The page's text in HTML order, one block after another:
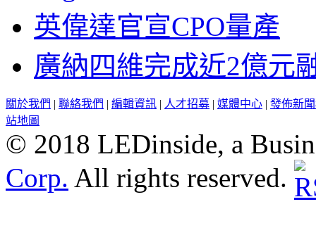
英偉達官宣CPO量產
廣納四維完成近2億元
關於我們 | 聯絡我們 | 編輯資訊 | 人才招募 | 媒體中心 | 發佈新
站地圖
© 2018 LEDinside, a
Corp. All rights reserved.